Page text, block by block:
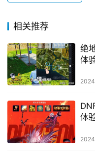
相关推荐
绝
体
体